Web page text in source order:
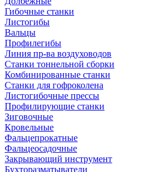
Гибочные станки
Листогибы
Вальцы
Профилегибы
Линия пр-ва воздуховодов
Станки тоннельной сборки
Комбинированные станки
Станки для гофроколена
Листогибочные прессы
Профилирующие станки
Зиговочные
Кровельные
Фальцепрокатные
Фальцеосадочные
Закрывающий инструмент
Бухторазматыватели